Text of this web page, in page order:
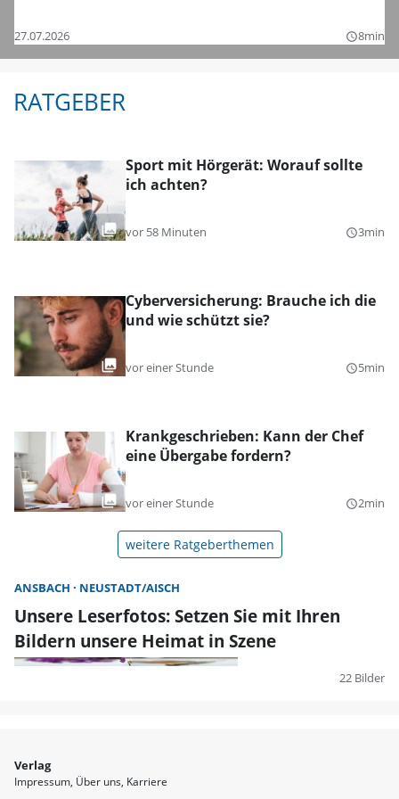
27.07.2026 query_builder8min
RATGEBER
Sport mit Hörgerät: Worauf sollte
ich achten?
vor 58 Minuten query_builder3min
Cyberversicherung: Brauche ich die
und wie schützt sie?
vor einer Stunde query_builder5min
Krankgeschrieben: Kann der Chef
eine Übergabe fordern?
vor einer Stunde query_builder2min
weitere Ratgeberthemen
ANSBACH NEUSTADT/AISCH
Unsere Leserfotos: Setzen Sie mit Ihren
Bildern unsere Heimat in Szene
22 Bilder
Verlag
Impressum Über uns Karriere